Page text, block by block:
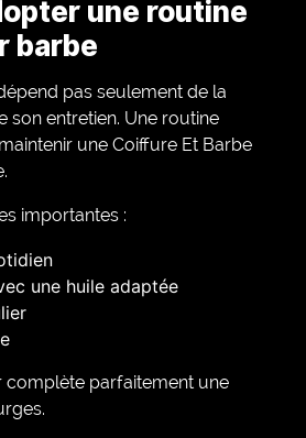
une routine
barbe
pas seulement de la
son entretien. Une routine
une Coiffure Et Barbe
importantes :
une huile adaptée
complète parfaitement une